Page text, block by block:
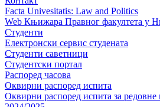
Facta Univesitatis: Law and Politics
Web Књижара Правног факултета у
Студенти
Електронски сервис студената
Студенти саветници
Студентски портал
Распоред часова
Оквирни распоред испита
Оквирни распоред испита за